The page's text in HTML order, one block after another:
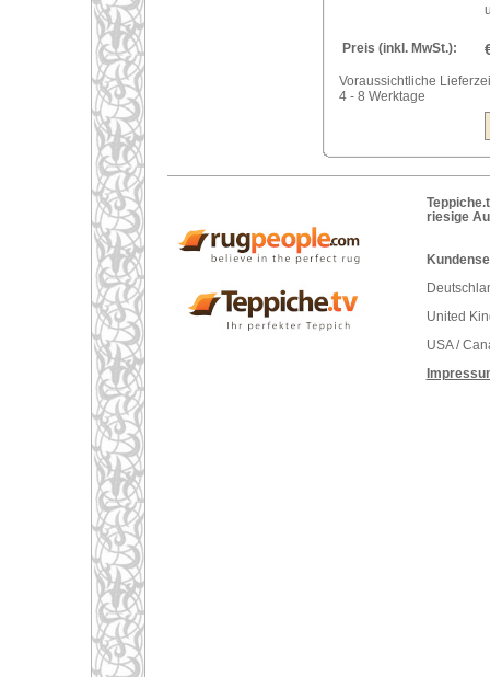
Preis (inkl. MwSt.):
Voraussichtliche
4 - 8 Werktage
riesige
United
USA /